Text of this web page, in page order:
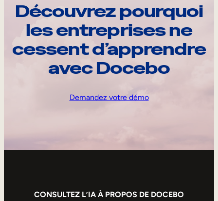
Découvrez pourquoi
les entreprises ne
cessent d’apprendre
avec Docebo
Demandez votre démo
CONSULTEZ L’IA À PROPOS DE DOCEBO